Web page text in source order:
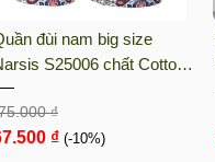
đùi nam big size
S25006 chất Cotton
màu Hoa văn đỏ,
kế thoáng khí, phù hợp
hè
₫
₫ (-10%)